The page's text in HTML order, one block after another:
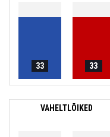
33 33
VAHELTLÕIKED